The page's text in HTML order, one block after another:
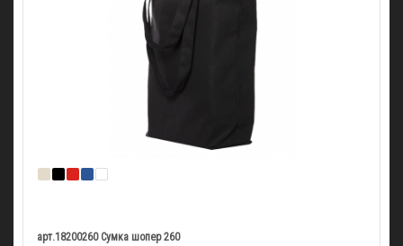
арт.18200260 Сумка шопер 260